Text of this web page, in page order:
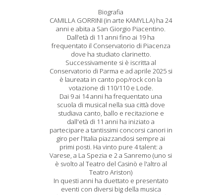
Biografia
CAMILLA GORRINI (in arte KAMYLLA) ha 24
anni e abita a San Giorgio Piacentino.
Dall’età di 11 anni fino ai 19 ha
frequentato il Conservatorio di Piacenza
dove ha studiato clarinetto.
Successivamente si è iscritta al
Conservatorio di Parma e ad aprile 2025 si
è laureata in canto pop/rock con la
votazione di 110/110 e Lode.
Dai 9 ai 14 anni ha frequentato una
scuola di musical nella sua città dove
studiava canto, ballo e recitazione e
dall'età di 11 anni ha iniziato a
partecipare a tantissimi concorsi canori in
giro per l'Italia piazzandosi sempre ai
primi posti. Ha vinto pure 4 talent: a
Varese, a La Spezia e 2 a Sanremo (uno si
è svolto al Teatro del Casinò e l'altro al
Teatro Ariston)
In questi anni ha duettato e presentato
eventi con diversi big della musica